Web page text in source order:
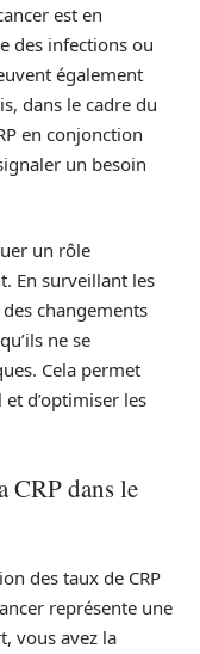
est en
des infections ou
également
dans le cadre du
en conjonction
un besoin
un rôle
En surveillant les
changements
ne se
Cela permet
d’optimiser les
CRP dans le
des taux de CRP
représente une
vous avez la